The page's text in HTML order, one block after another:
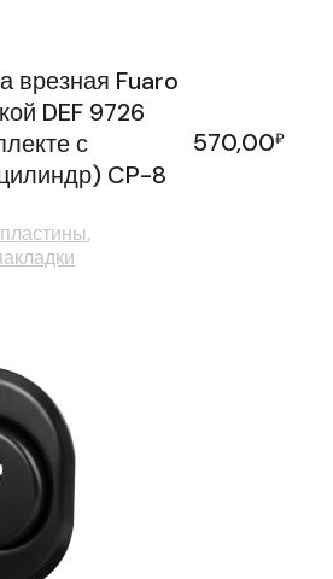
врезная Fuaro
DEF 9726
с
CP-8
570,00₽